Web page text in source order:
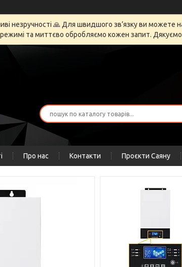
незручності 🙏 Для швидшого зв’язку ви можете
та миттєво обробляємо кожен запит. Дякуємо
Про нас Контакти Проєкти Саяну